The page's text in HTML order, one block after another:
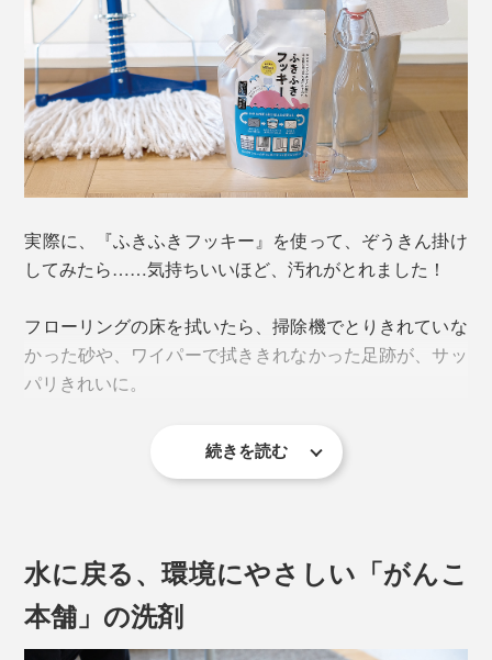
ぞうきん掛けって、掃除機やワイパーが入れない場所ま
で手が届くから、実は、掃除に欠かせませんが、
「すぐ、ぞうきんが真っ黒になって、洗っても落ちな
い。真っ黒なぞうきんで、汚れがとれているのか、よく
わからない」
も水を替えるのがめんどう」
「床用、窓ガラス用と、ぞうきんも、洗剤も、分けない
なんて、不満がありませんか？私は、不満だらけでした
(笑)
そんな不満をすべて『ふきふきフッキー』が解決！家中
を拭ける、掃除用洗剤です。
実際に、『ふきふきフッキー』を使って、ぞうきん掛け
してみたら……気持ちいいほど、汚れがとれました！
フローリングの床を拭いたら、掃除機でとりきれていな
かった砂や、ワイパーで拭ききれなかった足跡が、サッ
パリきれいに。
続きを読む
水に戻る、環境にやさしい「がんこ
本舗」の洗剤